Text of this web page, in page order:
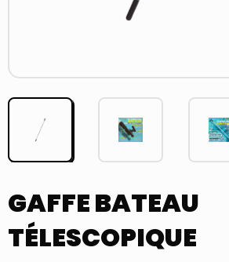
GAFFE BATEAU
TÉLESCOPIQUE